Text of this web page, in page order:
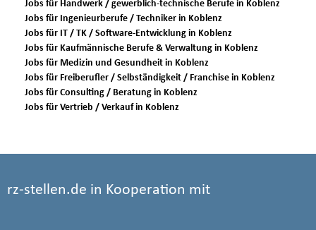
Jobs für Handwerk / gewerblich-technische Berufe in Koblenz
Jobs für Ingenieurberufe / Techniker in Koblenz
Jobs für IT / TK / Software-Entwicklung in Koblenz
Jobs für Kaufmännische Berufe & Verwaltung in Koblenz
Jobs für Medizin und Gesundheit in Koblenz
Jobs für Freiberufler / Selbständigkeit / Franchise in Koblenz
Jobs für Consulting / Beratung in Koblenz
Jobs für Vertrieb / Verkauf in Koblenz
rz-stellen.de in Kooperation mit